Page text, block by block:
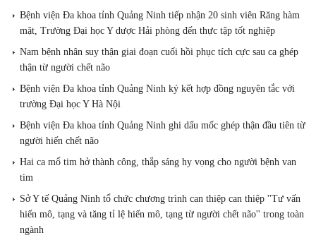
Bệnh viện Đa khoa tỉnh Quảng Ninh tiếp nhận 20 sinh viên Răng hàm
mặt, Trường Đại học Y dược Hải phòng đến thực tập tốt nghiệp
Nam bệnh nhân suy thận giai đoạn cuối hồi phục tích cực sau ca ghép
thận từ người chết não
​Bệnh viện Đa khoa tỉnh Quảng Ninh ký kết hợp đồng nguyên tắc với
trường Đại học Y Hà Nội
Bệnh viện Đa khoa tỉnh Quảng Ninh ghi dấu mốc ghép thận đầu tiên từ
người hiến chết não
Hai ca mổ tim hở thành công, thắp sáng hy vọng cho người bệnh van
tim
Sở Y tế Quảng Ninh tổ chức chương trình can thiệp can thiệp ''Tư vấn
hiến mô, tạng và tăng tỉ lệ hiến mô, tạng từ người chết não'' trong toàn
ngành